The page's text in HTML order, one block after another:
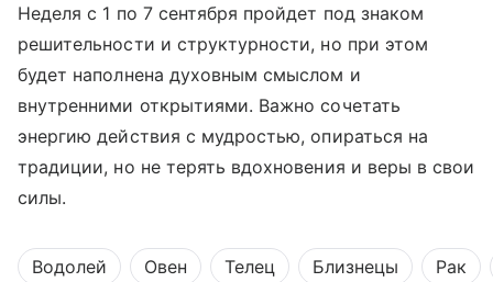
Неделя с 1 по 7 сентября пройдет под знаком
решительности и структурности, но при этом
будет наполнена духовным смыслом и
внутренними открытиями. Важно сочетать
энергию действия с мудростью, опираться на
традиции, но не терять вдохновения и веры в свои
силы.
Водолей Овен Телец Близнецы Рак